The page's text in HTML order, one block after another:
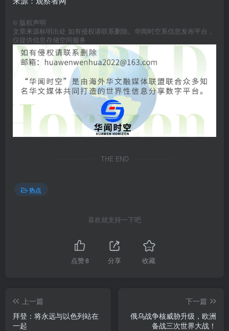
© 版权声明
文章来源标明出处 如有侵权请联系删除。华闻时空系信息发布平台，
仅提供信息存储空间服务
THE END
热点
喜欢就支持一下吧
点赞8 分享 收藏
上一篇
拜登：将永远与以色列站在
一起
下一篇
俄乌战争核威胁升级，欧洲
备战三次世界大战！